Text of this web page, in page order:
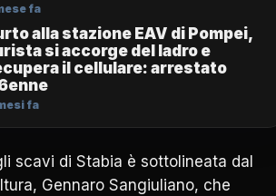
fa
alla stazione EAV di Pompei,
si accorge del ladro e
il cellulare: arrestato
fa
scavi di Stabia è sottolineata dal
Gennaro Sangiuliano, che